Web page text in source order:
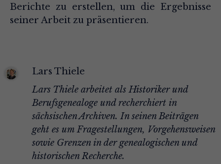
Berichte zu erstellen, um die Ergebnisse
seiner Arbeit zu präsentieren.
Lars Thiele
Lars Thiele arbeitet als Historiker und
Berufsgenealoge und recherchiert in
sächsischen Archiven. In seinen Beiträgen
geht es um Fragestellungen, Vorgehensweisen
sowie Grenzen in der genealogischen und
historischen Recherche.